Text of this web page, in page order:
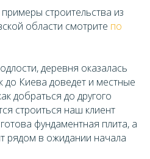
строительства из
области смотрите по
деревня оказалась
до Киева доведет и местные
добраться до другого
строиться наш клиент
фундаментная плита, а
рядом в ожидании начала